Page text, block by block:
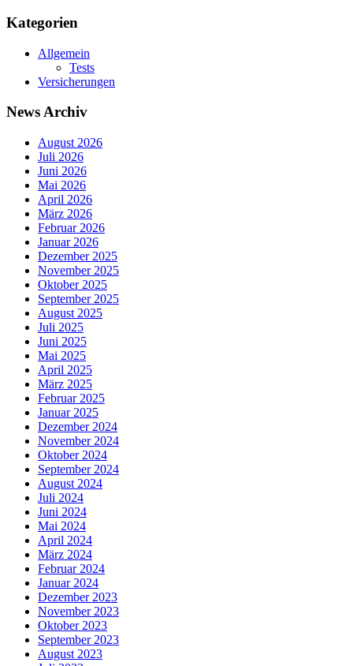
Kategorien
Allgemein
Tests
Versicherungen
News Archiv
August 2026
Juli 2026
Juni 2026
Mai 2026
April 2026
März 2026
Februar 2026
Januar 2026
Dezember 2025
November 2025
Oktober 2025
September 2025
August 2025
Juli 2025
Juni 2025
Mai 2025
April 2025
März 2025
Februar 2025
Januar 2025
Dezember 2024
November 2024
Oktober 2024
September 2024
August 2024
Juli 2024
Juni 2024
Mai 2024
April 2024
März 2024
Februar 2024
Januar 2024
Dezember 2023
November 2023
Oktober 2023
September 2023
August 2023